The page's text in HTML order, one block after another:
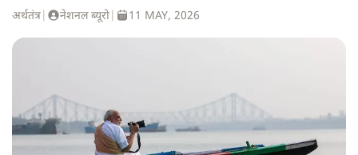
अर्थतंत्र नेशनल ब्यूरो 11 MAY, 2026